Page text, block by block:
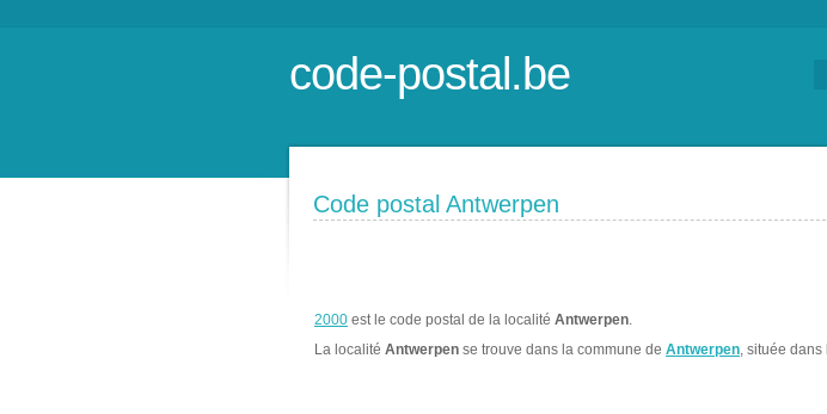
code-postal.be
Code postal Antwerpen
2000 est le code postal de la localité Antwerpen.
La localité Antwerpen se trouve dans la commune de Antwerpen, située dans